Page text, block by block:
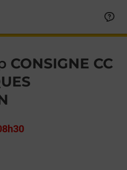
CONSIGNE CC